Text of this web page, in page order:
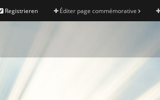
Registrieren Éditer page commémorative